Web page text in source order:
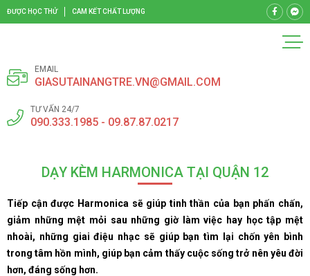
ĐƯỢC HỌC THỬ CAM KẾT CHẤT LƯỢNG
EMAIL
GIASUTAINANGTRE.VN@GMAIL.COM
TƯ VẤN 24/7
090.333.1985 - 09.87.87.0217
DẠY KÈM HARMONICA TẠI QUẬN 12
Tiếp cận được Harmonica sẽ giúp tinh thần của bạn phấn chấn,
giảm những mệt mỏi sau những giờ làm việc hay học tập mệt
nhoài, những giai điệu nhạc sẽ giúp bạn tìm lại chốn yên bình
trong tâm hồn mình, giúp bạn cảm thấy cuộc sống trở nên yêu đời
hơn, đáng sống hơn.